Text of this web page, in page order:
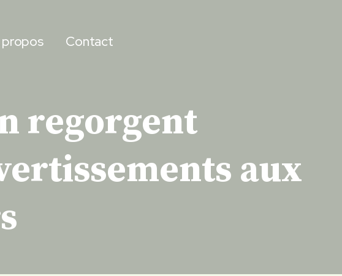
propos Contact
regorgent
aux